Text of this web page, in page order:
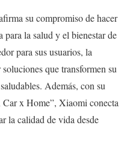
su compromiso de hacer
la salud y el bienestar de
para sus usuarios, la
que transformen su
Además, con su
x Home”, Xiaomi conecta
la calidad de vida desde